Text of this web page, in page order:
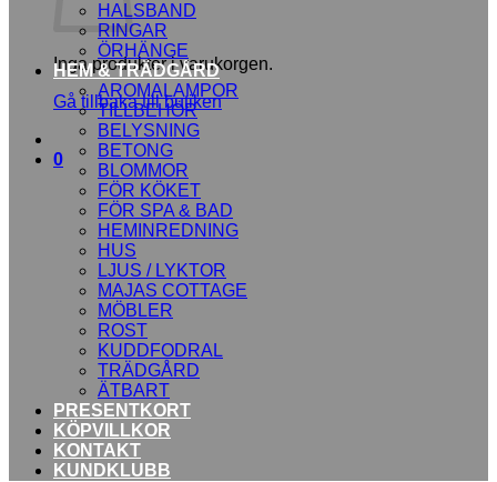
Inga produkter i varukorgen.
Gå tillbaka till butiken
0
HALSBAND
RINGAR
ÖRHÄNGE
HEM & TRÄDGÅRD
AROMALAMPOR
TILLBEHÖR
BELYSNING
BETONG
BLOMMOR
FÖR KÖKET
FÖR SPA & BAD
HEMINREDNING
HUS
LJUS / LYKTOR
MAJAS COTTAGE
MÖBLER
ROST
KUDDFODRAL
TRÄDGÅRD
ÄTBART
PRESENTKORT
KÖPVILLKOR
KONTAKT
KUNDKLUBB